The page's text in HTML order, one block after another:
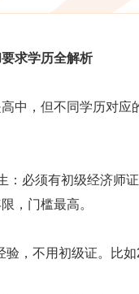
求学历全解析
，但不同学历对应
必须有初级经济师
，门槛最高。
，不用初级证。比如